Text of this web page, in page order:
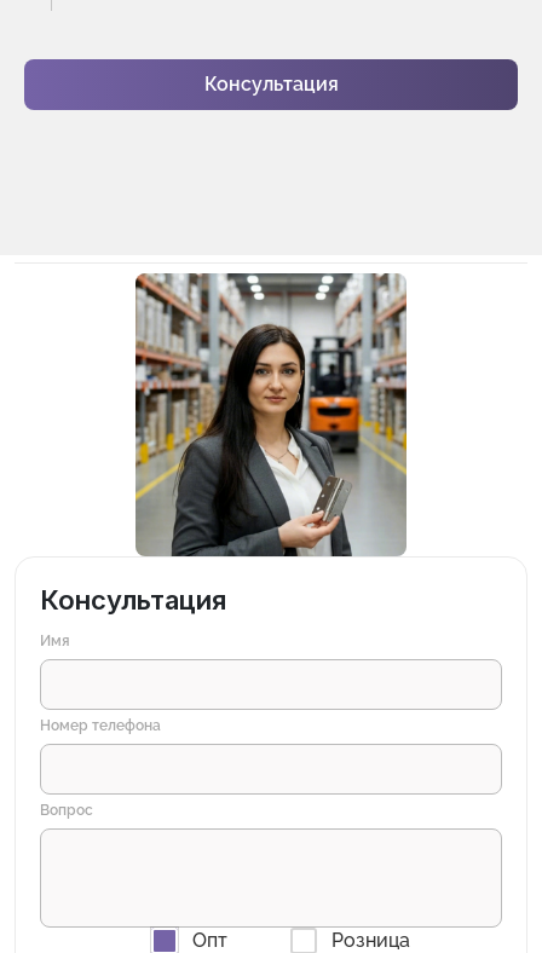
Консультация
Консультация
Имя
Номер телефона
Вопрос
Опт Розница